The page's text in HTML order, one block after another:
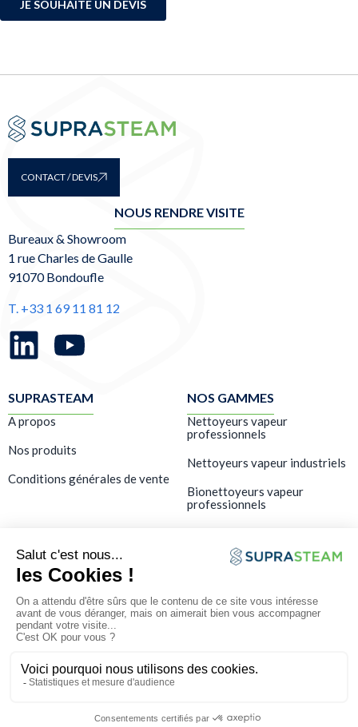
CONTACT / DEVIS
NOUS RENDRE VISITE
Bureaux & Showroom
1 rue Charles de Gaulle
91070 Bondoufle
T. +33 1 69 11 81 12
SUPRASTEAM
A propos
Nos produits
Conditions générales de vente
NOS GAMMES
Nettoyeurs vapeur
professionnels
Nettoyeurs vapeur industriels
Bionettoyeurs vapeur
professionnels
Showroom – Démo gratuite
Formation
SAV & maintenance
Mentions légales Politique de confidentialité